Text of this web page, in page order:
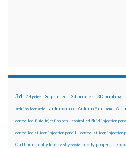
3d 3d print 3d printed 3d printer 3D printing
arduino leonardo arduino uno Arduino Yún arm
controlled fluid injection pen controlled fluid injection
controlled silicon injection pencil control silicon injection
CtrlJ pen dolly foto dolly photo dolly project